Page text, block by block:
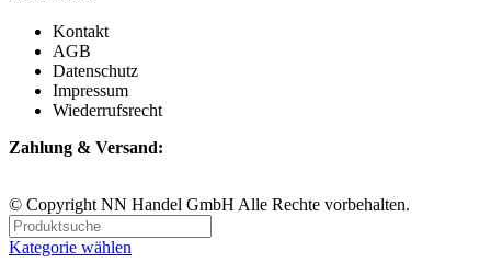
Kontakt
AGB
Datenschutz
Impressum
Wiederrufsrecht
Zahlung & Versand:
© Copyright NN Handel GmbH Alle Rechte vorbehalten.
Kategorie wählen